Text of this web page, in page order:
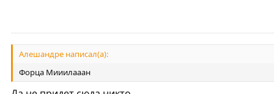
Алешандре написал(а):
Форца Мииилааан